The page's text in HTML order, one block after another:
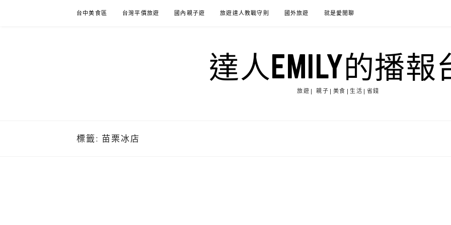
台中美食區 台灣平價旅遊 國內親子遊 旅遊達人教戰守則 國外旅遊 就是愛閒聊
達人EMILY的播報
旅遊| 親子|美食|生活|省錢
標籤: 苗栗冰店